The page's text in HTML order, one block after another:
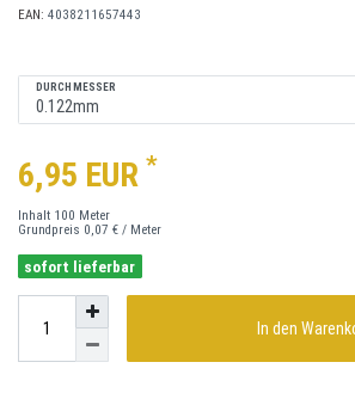
EAN: 4038211657443
DURCHMESSER
6,95 EUR *
Inhalt 100 Meter
Grundpreis 0,07 € / Meter
sofort lieferbar
In den